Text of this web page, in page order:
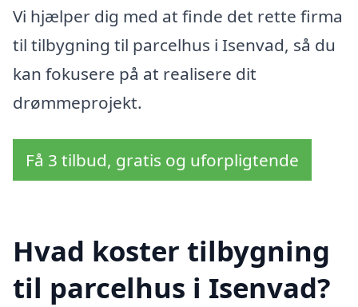
Vi hjælper dig med at finde det rette firma
til tilbygning til parcelhus i Isenvad, så du
kan fokusere på at realisere dit
drømmeprojekt.
Få 3 tilbud, gratis og uforpligtende
Hvad koster tilbygning
til parcelhus i Isenvad?